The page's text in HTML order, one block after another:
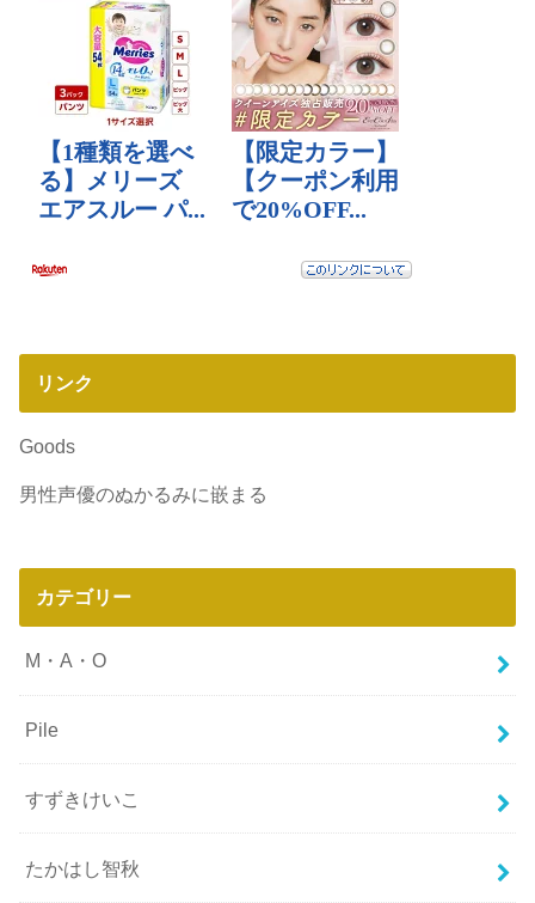
リンク
Goods
男性声優のぬかるみに嵌まる
カテゴリー
M・A・O
Pile
すずきけいこ
たかはし智秋